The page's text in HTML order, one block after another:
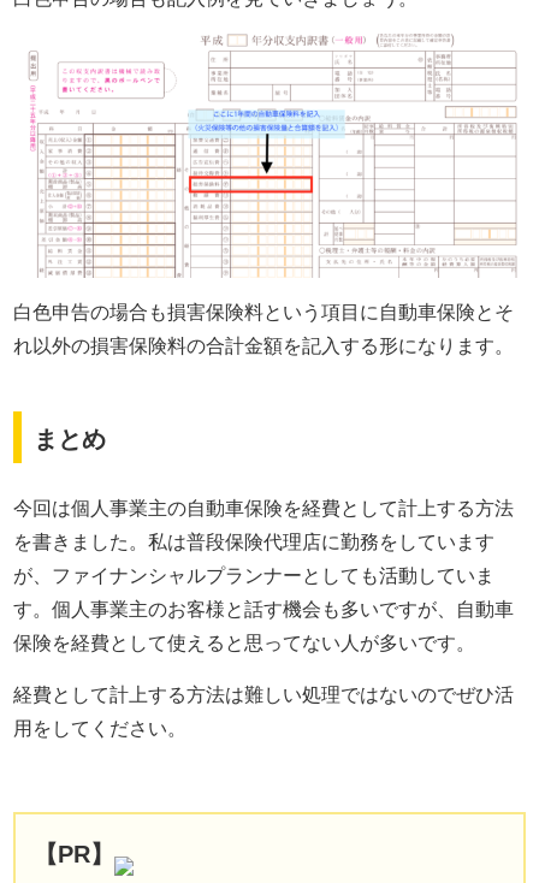
白色申告の場合も損害保険料という項目に自動車保険とそ
れ以外の損害保険料の合計金額を記入する形になります。
まとめ
今回は個人事業主の自動車保険を経費として計上する方法
を書きました。私は普段保険代理店に勤務をしています
が、ファイナンシャルプランナーとしても活動していま
す。個人事業主のお客様と話す機会も多いですが、自動車
保険を経費として使えると思ってない人が多いです。
経費として計上する方法は難しい処理ではないのでぜひ活
用をしてください。
【PR】